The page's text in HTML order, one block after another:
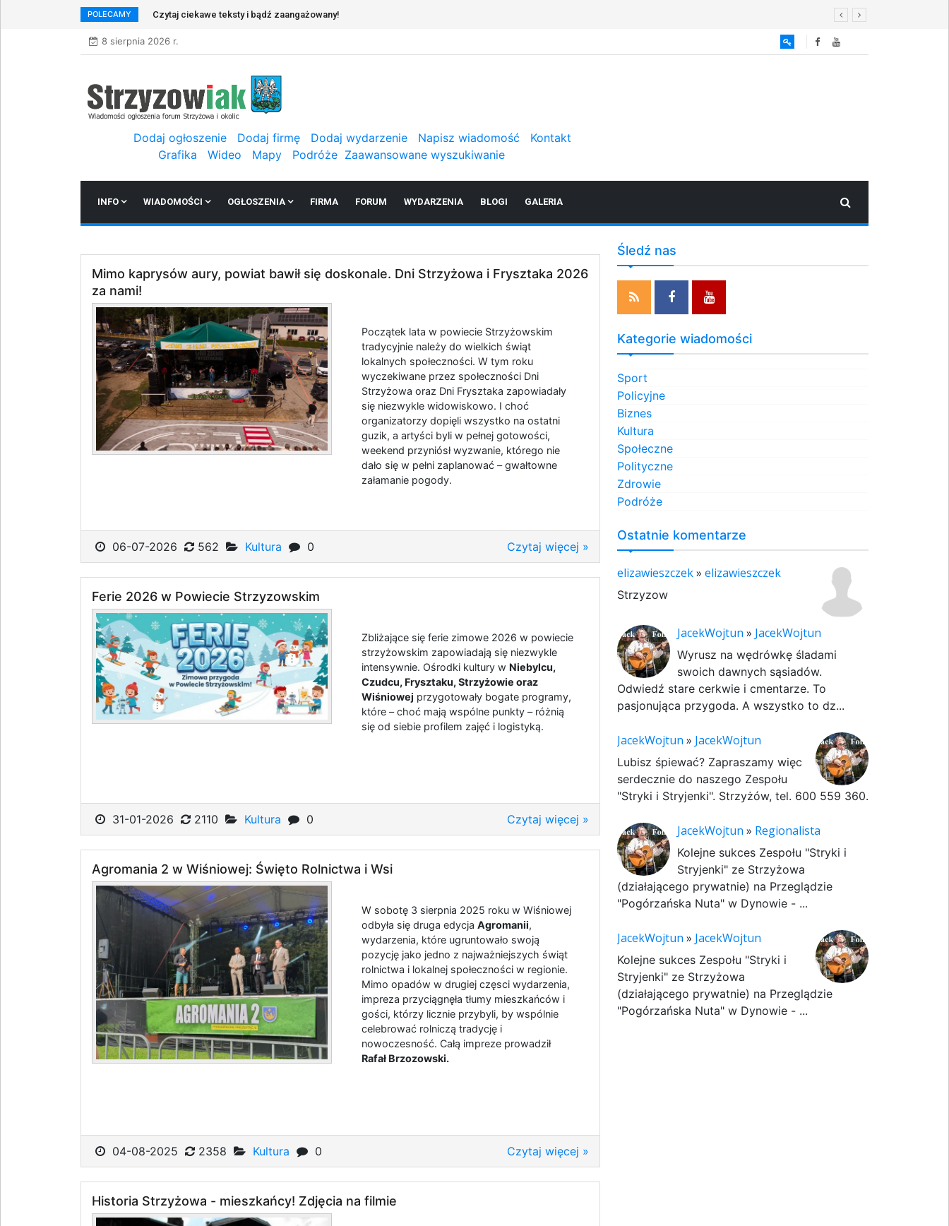
POLECAMY Zapraszamy do rejestracji w naszym serwisie
8 sierpnia 2026 r.
Dodaj ogłoszenie Dodaj firmę Dodaj wydarzenie Napisz wiadomość
Kontakt
Grafika
Wideo Mapy Podróże Zaawansowane wyszukiwanie
INFO WIADOMOŚCI OGŁOSZENIA FIRMA FORUM WYDARZENIA BLOGI GALERIA
Mimo kaprysów aury, powiat bawił się doskonale. Dni Strzyżowa i Frysztaka 2026
za nami!
Początek lata w powiecie Strzyżowskim
tradycyjnie należy do wielkich świąt
lokalnych społeczności. W tym roku
wyczekiwane przez społeczności Dni
Strzyżowa oraz Dni Frysztaka zapowiadały
się niezwykle widowiskowo. I choć
organizatorzy dopięli wszystko na ostatni
guzik, a artyści byli w pełnej gotowości,
weekend przyniósł wyzwanie, którego nie
dało się w pełni zaplanować – gwałtowne
załamanie pogody.
06-07-2026 562 Kultura 0 Czytaj więcej »
Ferie 2026 w Powiecie Strzyzowskim
Zbliżające się ferie zimowe 2026 w powiecie
strzyżowskim zapowiadają się niezwykle
intensywnie. Ośrodki kultury w Niebylcu,
Czudcu, Frysztaku, Strzyżowie oraz
Wiśniowej przygotowały bogate programy,
które – choć mają wspólne punkty – różnią
się od siebie profilem zajęć i logistyką.
31-01-2026 2110 Kultura 0 Czytaj więcej »
Agromania 2 w Wiśniowej: Święto Rolnictwa i Wsi
W sobotę 3 sierpnia 2025 roku w Wiśniowej
odbyła się druga edycja Agromanii,
wydarzenia, które ugruntowało swoją
pozycję jako jedno z najważniejszych świąt
rolnictwa i lokalnej społeczności w regionie.
Mimo opadów w drugiej częsci wydarzenia,
impreza przyciągnęła tłumy mieszkańców i
gości, którzy licznie przybyli, by wspólnie
celebrować rolniczą tradycję i
nowoczesność. Całą impreze prowadził
Rafał Brzozowski.
04-08-2025 2358 Kultura 0 Czytaj więcej »
Historia Strzyżowa - mieszkańcy! Zdjęcia na filmie
Śledź nas
Kategorie wiadomości
Sport
Policyjne
Biznes
Kultura
Społeczne
Polityczne
Zdrowie
Podróże
Ostatnie komentarze
elizawieszczek» elizawieszczek
Strzyzow
JacekWojtun » JacekWojtun
Wyrusz na wędrówkę śladami
swoich dawnych sąsiadów.
Odwiedź stare cerkwie i cmentarze. To
pasjonująca przygoda. A wszystko to dz...
JacekWojtun » JacekWojtun
Lubisz śpiewać? Zapraszamy więc
serdecznie do naszego Zespołu
"Stryki i Stryjenki". Strzyżów, tel. 600 559 360.
JacekWojtun » Regionalista
Kolejne sukces Zespołu "Stryki i
Stryjenki" ze Strzyżowa
(działającego prywatnie) na Przeglądzie
"Pogórzańska Nuta" w Dynowie - ...
JacekWojtun » JacekWojtun
Kolejne sukces Zespołu "Stryki i
Stryjenki" ze Strzyżowa
(działającego prywatnie) na Przeglądzie
"Pogórzańska Nuta" w Dynowie - ...